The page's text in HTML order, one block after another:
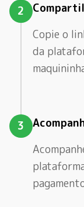
2
Copie o
da
3